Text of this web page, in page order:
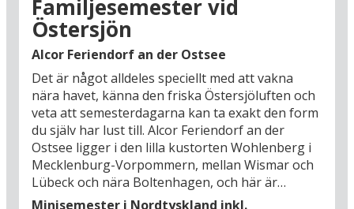
glasskiosker som snabbt blir en favorit hos både
barn och vuxna. Schlosspark Klütz (9 km) ger
möjlighet till en lugn paus i gröna omgivningar
runt det historiska slottet. Barnen brukar tycka
att besöket i stenåldersbyn i Kussow (13 km) är
spännande, där hus, redskap och aktiviteter ger
en levande inblick i livet för tusentals år sedan. I
Wismar kan du kombinera stadsliv med lek och
lärande på phanTECHNIKUM (14 km), ett
upplevelsecenter med fokus på teknik och
uppfinningar. Minimare Entdeckerpark (16 km)
bjuder på miniatyrvärldar och lekfulla
Familjesemester vid
Östersjön
Alcor Feriendorf an der Ostsee
Det är något alldeles speciellt med att vakna
nära havet, känna den friska Östersjöluften och
veta att semesterdagarna kan ta exakt den form
du själv har lust till. Alcor Feriendorf an der
Ostsee ligger i den lilla kustorten Wohlenberg i
Mecklenburg-Vorpommern, mellan Wismar och
Lübeck och nära Boltenhagen, och här är
ramarna satta för en avslappnad bilsemester
Minisemester i Nordtyskland inkl.